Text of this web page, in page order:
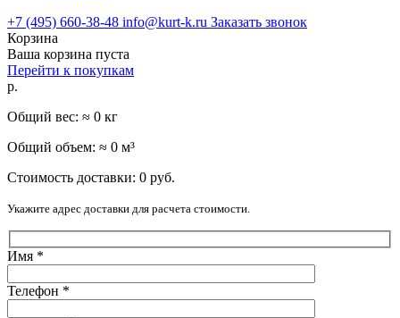
+7 (495) 660-38-48 info@kurt-k.ru Заказать звонок
Корзина
Ваша корзина пуста
Перейти к покупкам
р.
Общий вес: ≈ 0 кг
Общий объем: ≈ 0 м³
Стоимость доставки: 0 руб.
Укажите адрес доставки для расчета стоимости.
Имя *
Телефон *